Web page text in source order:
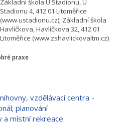
Základní škola U Stadionu, U
Stadionu 4, 412 01 Litoměřice
(www.ustadionu.cz); Základní škola
Havlíčkova, Havlíčkova 32, 412 01
Litoměřice (www.zshavlickovaltm.cz)
praxe
vzdělávací centra -
planování
a místní rekreace